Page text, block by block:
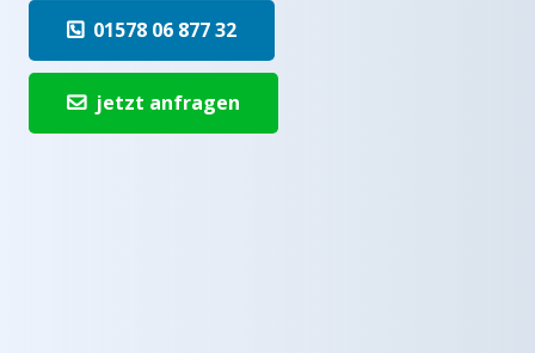
01578 06 877 32
jetzt anfragen